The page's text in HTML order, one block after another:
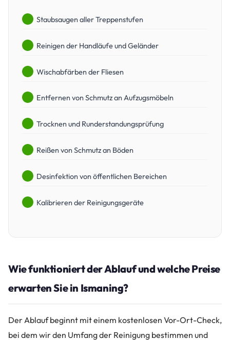
Staubsaugen aller Treppenstufen
Reinigen der Handläufe und Geländer
Wischabfärben der Fliesen
Entfernen von Schmutz an Aufzugsmöbeln
Trocknen und Runderstandungsprüfung
Reißen von Schmutz an Böden
Desinfektion von öffentlichen Bereichen
Kalibrieren der Reinigungsgeräte
Wie funktioniert der Ablauf und welche Preise
erwarten Sie in Ismaning?
Der Ablauf beginnt mit einem kostenlosen Vor-Ort-Check,
bei dem wir den Umfang der Reinigung bestimmen und